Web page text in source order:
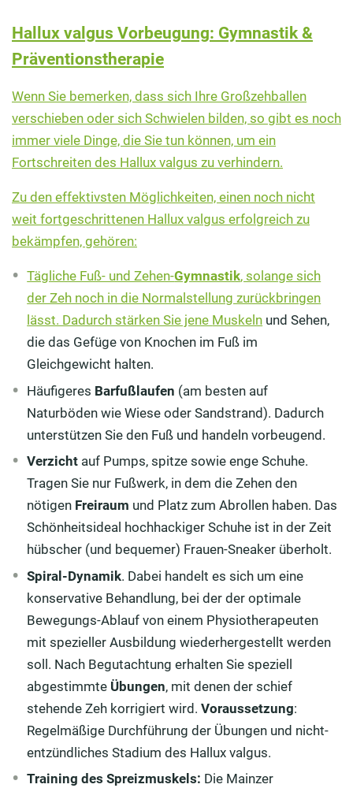
Hallux valgus Vorbeugung: Gymnastik &
Präventionstherapie
Wenn Sie bemerken, dass sich Ihre Großzehballen
verschieben oder sich Schwielen bilden, so gibt es noch
immer viele Dinge, die Sie tun können, um ein
Fortschreiten des Hallux valgus zu verhindern.
Zu den effektivsten Möglichkeiten, einen noch nicht
weit fortgeschrittenen Hallux valgus erfolgreich zu
bekämpfen, gehören:
Tägliche Fuß- und Zehen-Gymnastik, solange sich
der Zeh noch in die Normalstellung zurückbringen
lässt. Dadurch stärken Sie jene Muskeln und Sehen,
die das Gefüge von Knochen im Fuß im
Gleichgewicht halten.
Häufigeres Barfußlaufen (am besten auf
Naturböden wie Wiese oder Sandstrand). Dadurch
unterstützen Sie den Fuß und handeln vorbeugend.
Verzicht auf Pumps, spitze sowie enge Schuhe.
Tragen Sie nur Fußwerk, in dem die Zehen den
nötigen Freiraum und Platz zum Abrollen haben. Das
Schönheitsideal hochhackiger Schuhe ist in der Zeit
hübscher (und bequemer) Frauen-Sneaker überholt.
Spiral-Dynamik. Dabei handelt es sich um eine
konservative Behandlung, bei der der optimale
Bewegungs-Ablauf von einem Physiotherapeuten
mit spezieller Ausbildung wiederhergestellt werden
soll. Nach Begutachtung erhalten Sie speziell
abgestimmte Übungen, mit denen der schief
stehende Zeh korrigiert wird.Voraussetzung:
Regelmäßige Durchführung der Übungen und nicht-
entzündliches Stadium des Hallux valgus.
Training des Spreizmuskels: Die Mainzer